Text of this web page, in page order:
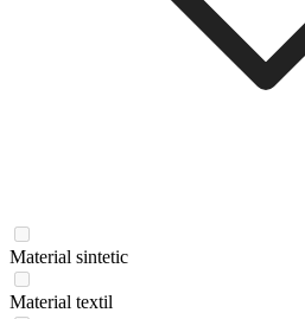
Material sintetic
Material textil